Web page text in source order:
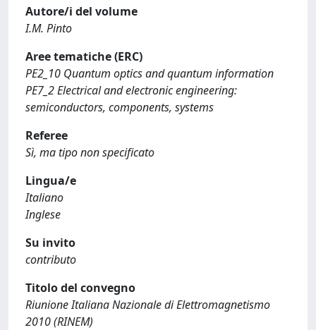
Autore/i del volume
I.M. Pinto
Aree tematiche (ERC)
PE2_10 Quantum optics and quantum information
PE7_2 Electrical and electronic engineering:
semiconductors, components, systems
Referee
Sì, ma tipo non specificato
Lingua/e
Italiano
Inglese
Su invito
contributo
Titolo del convegno
Riunione Italiana Nazionale di Elettromagnetismo
2010 (RINEM)